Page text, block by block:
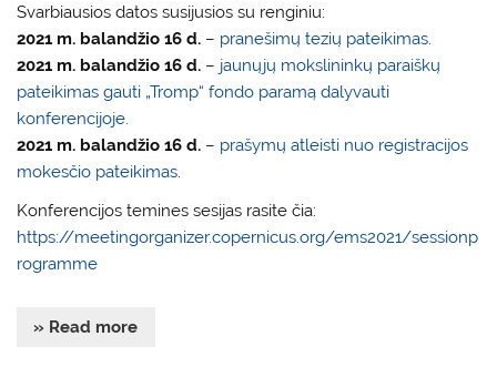
Svarbiausios datos susijusios su renginiu:
2021 m. balandžio 16 d. – pranešimų tezių pateikimas.
2021 m. balandžio 16 d. – jaunųjų mokslininkų paraiškų
pateikimas gauti „Tromp“ fondo paramą dalyvauti
konferencijoje.
2021 m. balandžio 16 d. – prašymų atleisti nuo registracijos
mokesčio pateikimas.
Konferencijos temines sesijas rasite čia:
https://meetingorganizer.copernicus.org/ems2021/sessionp
rogramme
» Read more